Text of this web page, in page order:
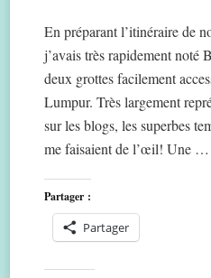
En préparant l’itinéraire de
j’avais très rapidement noté
deux grottes facilement
Lumpur. Très largement
sur les blogs, les superbes
me faisaient de l’œil! Une …
Partager :
Partager